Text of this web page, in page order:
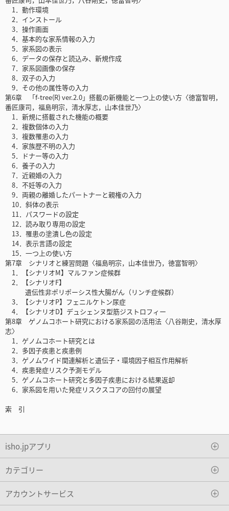
1．動作環境
2．インストール
3．操作画面
4．基本的な家系情報の入力
5．家系図の表示
6．データの保存と読込み、新規作成
7．家系図画像の保存
8．双子の入力
9．その他の属性等の入力
第6章 「f-tree(R) ver.2.0」搭載の新機能と一つ上の使い方〈徳富智明，
番匠康司，福島明宗，清水厚志，山本佳世乃〉
1．新規に搭載された機能の概要
2．複数個体の入力
3．複数罹患の入力
4．家族歴不明の入力
5．ドナー等の入力
6．養子の入力
7．近親婚の入力
8．不妊等の入力
9．両親の離婚したパートナーと親権の入力
10．斜体の表示
11．パスワードの設定
12．読み取り専用の設定
13．罹患の塗潰し色の設定
14．表示言語の設定
15．一つ上の使い方
第7章 シナリオと練習問題〈福島明宗，山本佳世乃，徳富智明〉
1．【シナリオM】マルファン症候群
2．【シナリオF】
遺伝性非ポリポーシス性大腸がん（リンチ症候群）
3．【シナリオP】フェニルケトン尿症
4．【シナリオD】デュシェンヌ型筋ジストロフィー
第8章 ゲノムコホート研究における家系図の活用法〈八谷剛史，清水厚
志〉
1．ゲノムコホート研究とは
2．多因子疾患と疾患例
3．ゲノムワイド関連解析と遺伝子・環境因子相互作用解析
4．疾患発症リスク予測モデル
5．ゲノムコホート研究と多因子疾患における結果返却
6．家系図を用いた発症リスクスコアの回付の展望
索 引
isho.jpアプリ
カテゴリー
アカウントサービス